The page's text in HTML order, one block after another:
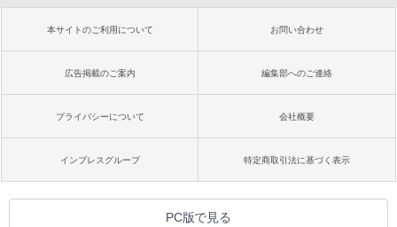
本サイトのご利用について お問い合わせ
広告掲載のご案内 編集部へのご連絡
プライバシーについて 会社概要
インプレスグループ 特定商取引法に基づく表示
PC版で見る